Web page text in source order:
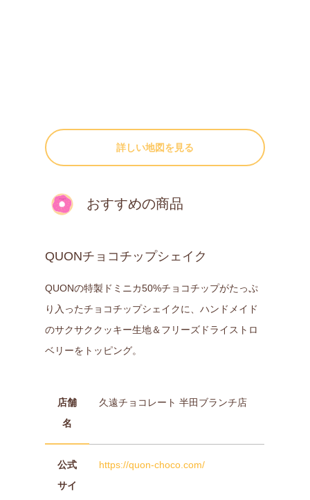
詳しい地図を見る
おすすめの商品
QUONチョコチップシェイク
QUONの特製ドミニカ50%チョコチップがたっぷ
り入ったチョコチップシェイクに、ハンドメイド
のサクサククッキー生地＆フリーズドライストロ
ベリーをトッピング。
店舗
名
久遠チョコレート 半田ブランチ店
公式
サイ
https://quon-choco.com/